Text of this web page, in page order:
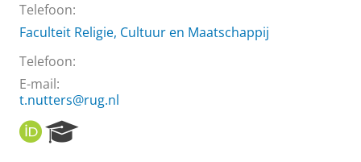
Telefoon:
Faculteit Religie, Cultuur en Maatschappij
Telefoon:
E-mail:
t.nutters@rug.nl
O
R